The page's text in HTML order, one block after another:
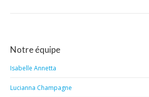
:
Notre équipe
Isabelle Annetta
Lucianna Champagne